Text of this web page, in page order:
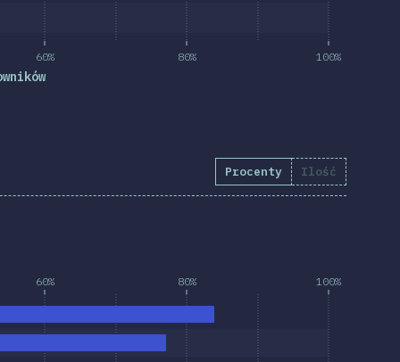
60% 80% 100%
Procenty Ilość
60% 80% 100%